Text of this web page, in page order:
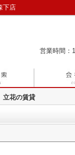
下店
営業時間：
立花の賃貸